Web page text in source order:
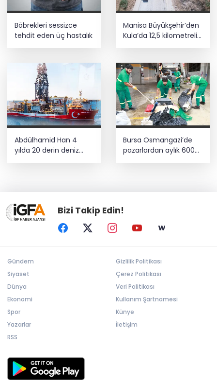
Böbrekleri sessizce
tehdit eden üç hastalık
Manisa Büyükşehir’den
Kula’da 12,5 kilometrelik
Abdülhamid Han 4
yılda 20 derin deniz
kuyusu tamamladı
Bursa Osmangazi’de
pazarlardan aylık 600
ton atık toplanıyor
Bizi Takip Edin!
Gündem
Siyaset
Dünya
Ekonomi
Spor
Yazarlar
RSS
Gizlilik Politikası
Çerez Politikası
Veri Politikası
Kullanım Şartnamesi
Künye
İletişim